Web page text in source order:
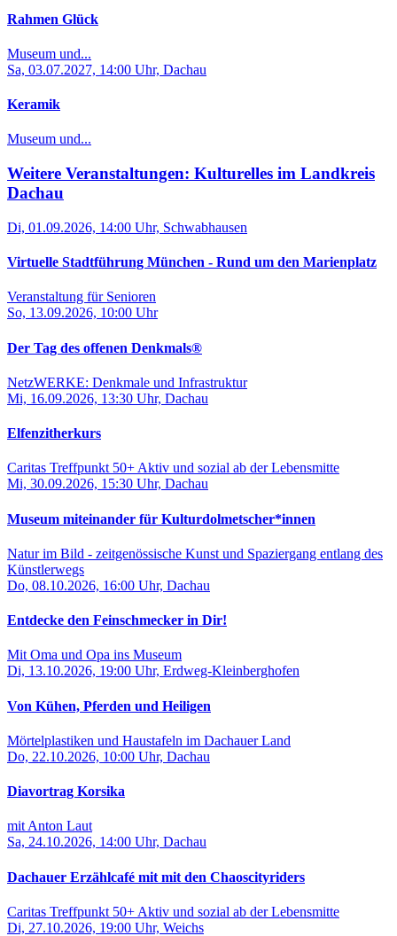
Rahmen Glück
Museum und...
Sa, 03.07.2027, 14:00 Uhr, Dachau
Keramik
Museum und...
Weitere Veranstaltungen: Kulturelles im Landkreis
Dachau
Di, 01.09.2026, 14:00 Uhr, Schwabhausen
Virtuelle Stadtführung München - Rund um den Marienplatz
Veranstaltung für Senioren
So, 13.09.2026, 10:00 Uhr
Der Tag des offenen Denkmals®
NetzWERKE: Denkmale und Infrastruktur
Mi, 16.09.2026, 13:30 Uhr, Dachau
Elfenzitherkurs
Caritas Treffpunkt 50+ Aktiv und sozial ab der Lebensmitte
Mi, 30.09.2026, 15:30 Uhr, Dachau
Museum miteinander für Kulturdolmetscher*innen
Natur im Bild - zeitgenössische Kunst und Spaziergang entlang des
Künstlerwegs
Do, 08.10.2026, 16:00 Uhr, Dachau
Entdecke den Feinschmecker in Dir!
Mit Oma und Opa ins Museum
Di, 13.10.2026, 19:00 Uhr, Erdweg-Kleinberghofen
Von Kühen, Pferden und Heiligen
Mörtelplastiken und Haustafeln im Dachauer Land
Do, 22.10.2026, 10:00 Uhr, Dachau
Diavortrag Korsika
mit Anton Laut
Sa, 24.10.2026, 14:00 Uhr, Dachau
Dachauer Erzählcafé mit mit den Chaoscityriders
Caritas Treffpunkt 50+ Aktiv und sozial ab der Lebensmitte
Di, 27.10.2026, 19:00 Uhr, Weichs